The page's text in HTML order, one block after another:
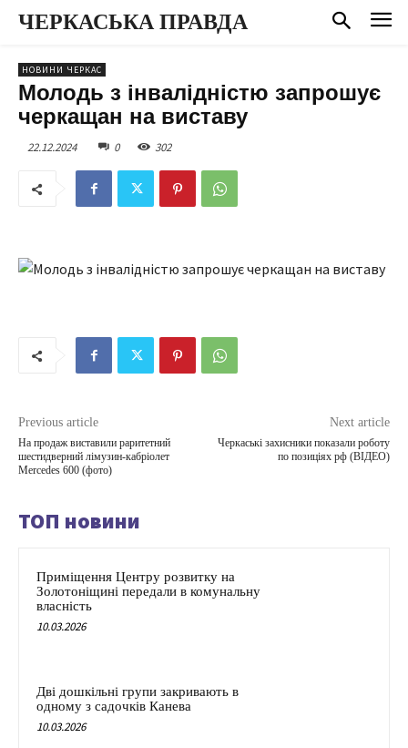
ЧЕРКАСЬКА ПРАВДА
НОВИНИ ЧЕРКАС
Молодь з інвалідністю запрошує
черкащан на виставу
22.12.2024 0 302
Previous article
На продаж виставили раритетний
шестидверний лімузин-кабріолет
Mercedes 600 (фото)
Next article
Черкаські захисники показали роботу
по позиціях рф (ВІДЕО)
ТОП новини
Приміщення Центру розвитку на
Золотоніщині передали в комунальну
власність
10.03.2026
Дві дошкільні групи закривають в
одному з садочків Канева
10.03.2026